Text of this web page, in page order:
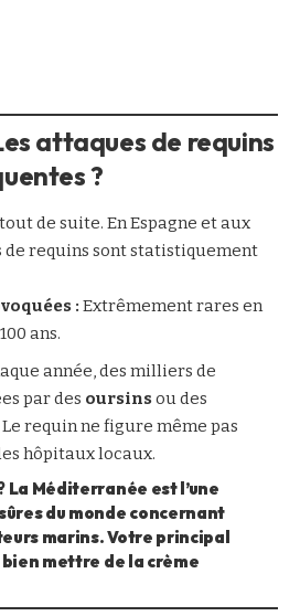
attaques de requins
?
de suite. En Espagne et aux
de requins sont statistiquement
: Extrêmement rares en
ans.
année, des milliers de
par des oursinsou des
requin ne figure même pas
hôpitaux locaux.
La Méditerranée est l’une
du monde concernant
marins. Votre principal
mettre de la crème